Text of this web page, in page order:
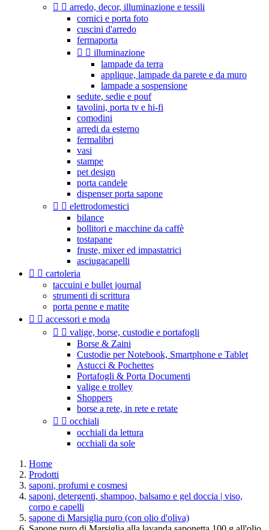
  arredo, decor, illuminazione e tessili
cornici e porta foto
cuscini d'arredo
fermaporta
  illuminazione
lampade da terra
applique, lampade da parete e da muro
lampade a sospensione
sedute, sedie e pouf
tavolini, porta tv e hi-fi
comodini
arredi da esterno
fermalibri
vasi
stampe
pet design
porta candele
dispenser porta sapone
  elettrodomestici
bilance
bollitori e macchine da caffè
tostapane
fruste, mixer ed impastatrici
asciugacapelli
  cartoleria
taccuini e bullet journal
strumenti di scrittura
porta penne e matite
  accessori e moda
  valige, borse, custodie e portafogli
Borse & Zaini
Custodie per Notebook, Smartphone e Tablet
Astucci & Pochettes
Portafogli & Porta Documenti
valige e trolley
Shoppers
borse a rete, in rete e retate
  occhiali
occhiali da lettura
occhiali da sole
Home
Prodotti
saponi, profumi e cosmesi
saponi, detergenti, shampoo, balsamo e gel doccia | viso,
corpo e capelli
sapone di Marsiglia puro (con olio d'oliva)